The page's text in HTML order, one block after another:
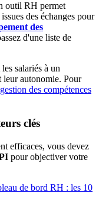
outil RH permet
des échanges pour
des
d'une liste de
salariés à un
leur autonomie. Pour
gestion des compétences
clés
efficaces, vous devez
pour objectiver votre
de bord RH : les 10